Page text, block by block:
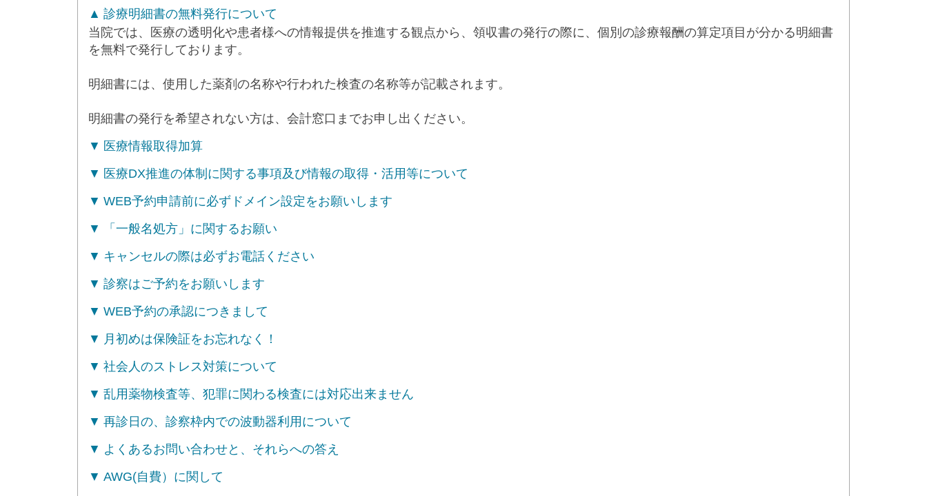
診療明細書の無料発行について
当院では、医療の透明化や患者様への情報提供を推進する観点から、領収書の発行の際に、個別の診療報酬の算定項目が分かる明細書
を無料で発行しております。
明細書には、使用した薬剤の名称や行われた検査の名称等が記載されます。
明細書の発行を希望されない方は、会計窓口までお申し出ください。
医療情報取得加算
医療DX推進の体制に関する事項及び情報の取得・活用等について
WEB予約申請前に必ずドメイン設定をお願いします
「一般名処方」に関するお願い
キャンセルの際は必ずお電話ください
診察はご予約をお願いします
WEB予約の承認につきまして
月初めは保険証をお忘れなく！
社会人のストレス対策について
乱用薬物検査等、犯罪に関わる検査には対応出来ません
再診日の、診察枠内での波動器利用について
よくあるお問い合わせと、それらへの答え
AWG(自費）に関して